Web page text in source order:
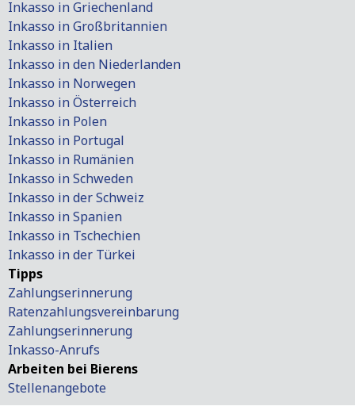
Inkasso in Griechenland
Inkasso in Großbritannien
Inkasso in Italien
Inkasso in den Niederlanden
Inkasso in Norwegen
Inkasso in Österreich
Inkasso in Polen
Inkasso in Portugal
Inkasso in Rumänien
Inkasso in Schweden
Inkasso in der Schweiz
Inkasso in Spanien
Inkasso in Tschechien
Inkasso in der Türkei
Tipps
Zahlungserinnerung
Ratenzahlungsvereinbarung
Zahlungserinnerung
Inkasso-Anrufs
Arbeiten bei Bierens
Stellenangebote